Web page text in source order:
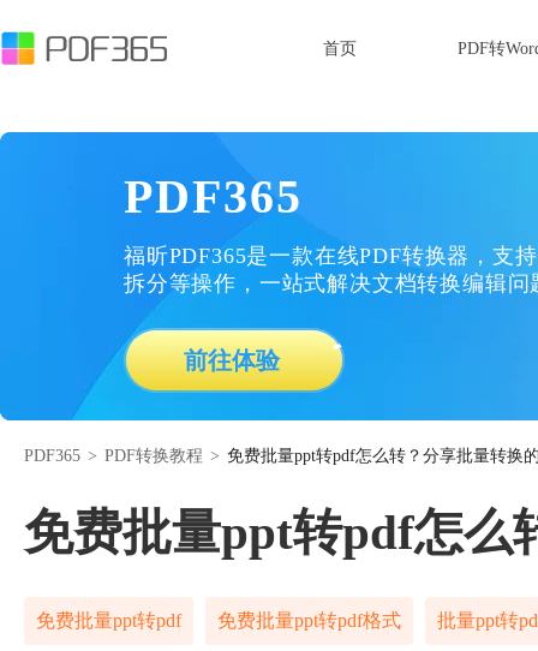
首页 PDF转
PDF365
福昕PDF365是一款在线PDF转换器，支
拆分等操作，一站式解决文档转换编辑问
前往体验
PDF365 > PDF转换教程 > 免费批量ppt转pdf怎么转？分享批量转换
免费批量ppt转pdf怎么
免费批量ppt转pdf 免费批量ppt转pdf格式 批量ppt转